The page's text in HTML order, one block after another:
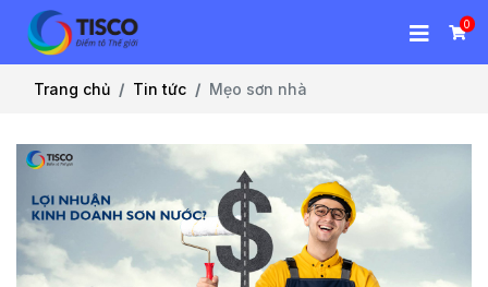
0
Trang chủ Tin tức Mẹo sơn nhà